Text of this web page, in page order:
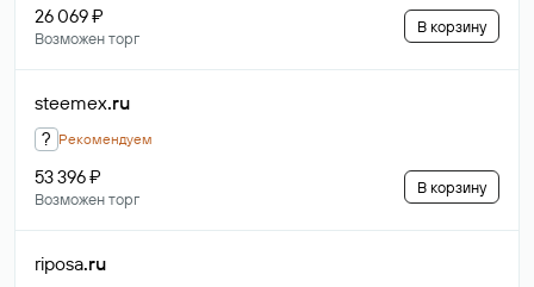
26 069 ₽
Возможен торг
В корзину
steemex.ru
? Рекомендуем
53 396 ₽
Возможен торг
В корзину
riposa.ru